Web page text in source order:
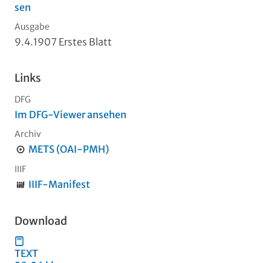
sen
Ausgabe
9.4.1907 Erstes Blatt
Links
DFG
Im DFG-Viewer ansehen
Archiv
METS (OAI-PMH)
IIIF
IIIF-Manifest
Download
TEXT